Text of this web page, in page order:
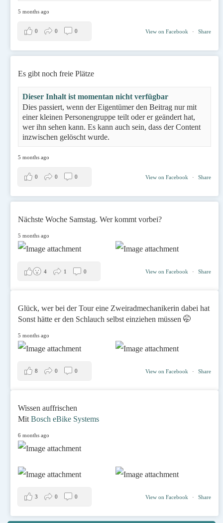
5 months ago
View on Facebook · Share
0 0 0
Es gibt noch freie Plätze
Dieser Inhalt ist momentan nicht verfügbar
Dies passiert, wenn der Eigentümer den Beitrag nur mit
einer kleinen Personengruppe teilt oder er geändert hat,
wer ihn sehen kann. Es kann auch sein, dass der Content
inzwischen gelöscht wurde.
5 months ago
View on Facebook · Share
0 0 0
Nächste Woche Samstag. Wer kommt vorbei?
5 months ago
View on Facebook · Share
4 1 0
Glück, wer bei der Tour eine Zweiradmechanikerin dabei hat
Sonst hätte er den Schlauch selbst einziehen müssen 🤭
5 months ago
View on Facebook · Share
8 0 0
Wissen auffrischen
MitBosch eBike Systems
6 months ago
View on Facebook · Share
3 0 0